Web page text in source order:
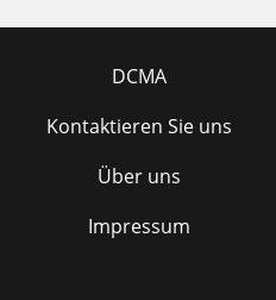
DCMA
Kontaktieren Sie uns
Über uns
Impressum